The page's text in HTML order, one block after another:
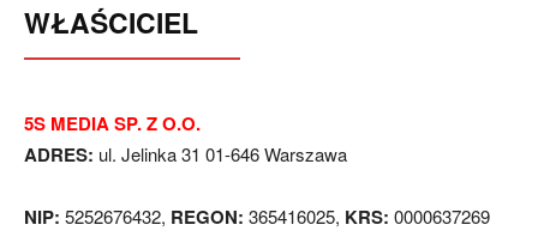
WŁAŚCICIEL
5S MEDIA SP. Z O.O.
ADRES: ul. Jelinka 31 01-646 Warszawa
NIP: 5252676432, REGON: 365416025, KRS: 0000637269